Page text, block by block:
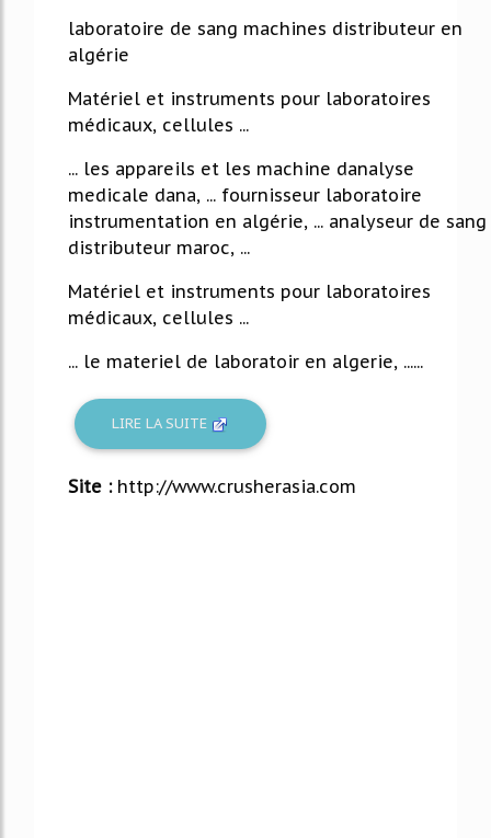
laboratoire de sang machines distributeur en
algérie
Matériel et instruments pour laboratoires
médicaux, cellules ...
... les appareils et les machine danalyse
medicale dana, ... fournisseur laboratoire
instrumentation en algérie, ... analyseur de sang
distributeur maroc, ...
Matériel et instruments pour laboratoires
médicaux, cellules ...
... le materiel de laboratoir en algerie, ......
LIRE LA SUITE
Site : http://www.crusherasia.com